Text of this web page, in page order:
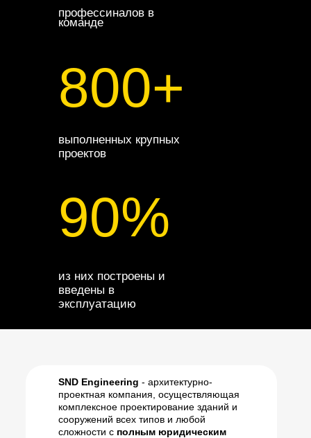
профессиналов в
команде
выполненных крупных
проектов
800+
из них построены и
введены в
эксплуатацию
90%
SND Engineering - архитектурно-
проектная компания, осуществляющая
комплексное проектирование зданий и
сооружений всех типов и любой
сложности с полным юридическим